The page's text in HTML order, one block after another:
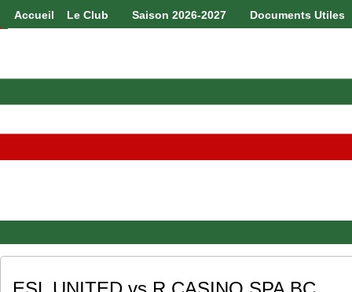
Accueil Le Club Saison 2026-2027 Documents Utiles